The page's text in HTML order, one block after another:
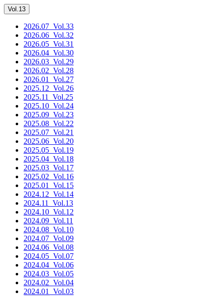
Vol.13
2026.07 _Vol.33
2026.06 _Vol.32
2026.05 _Vol.31
2026.04 _Vol.30
2026.03 _Vol.29
2026.02 _Vol.28
2026.01
_Vol.27
2025.12 _Vol.26
2025.11
_Vol.25
2025.10 _Vol.24
2025.09 _Vol.23
2025.08 _Vol.22
2025.07 _Vol.21
2025.06 _Vol.20
2025.05 _Vol.19
2025.04 _Vol.18
2025.03 _Vol.17
2025.02 _Vol.16
2025.01
_Vol.15
2024.12 _Vol.14
2024.11
_Vol.13
2024.10 _Vol.12
2024.09 _Vol.11
2024.08 _Vol.10
2024.07 _Vol.09
2024.06 _Vol.08
2024.05 _Vol.07
2024.04 _Vol.06
2024.03 _Vol.05
2024.02 _Vol.04
2024.01
_Vol.03